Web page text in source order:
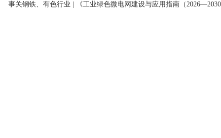
事关钢铁、有色行业 | 《工业绿色微电网建设与应用指南（